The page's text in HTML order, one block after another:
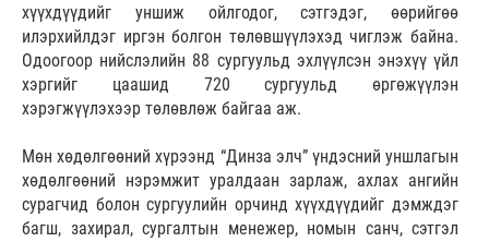
хүүхдүүдийг уншиж ойлгодог, сэтгэдэг, өөрийгөө
илэрхийлдэг иргэн болгон төлөвшүүлэхэд чиглэж байна.
Одоогоор нийслэлийн 88 сургуульд эхлүүлсэн энэхүү үйл
хэргийг цаашид 720 сургуульд өргөжүүлэн
хэрэгжүүлэхээр төлөвлөж байгаа аж.
Мөн хөдөлгөөний хүрээнд “Динза элч” үндэсний уншлагын
хөдөлгөөний нэрэмжит уралдаан зарлаж, ахлах ангийн
сурагчид болон сургуулийн орчинд хүүхдүүдийг дэмждэг
багш, захирал, сургалтын менежер, номын санч, сэтгэл